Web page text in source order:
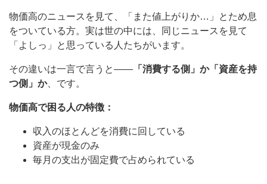
物価高のニュースを見て、「また値上がりか…」とため息
をついている方。実は世の中には、同じニュースを見て
「よしっ」と思っている人たちがいます。
その違いは一言で言うと—— 「消費する側」か「資産を持
つ側」か、です。
物価高で困る人の特徴：
収入のほとんどを消費に回している
資産が現金のみ
毎月の支出が固定費で占められている